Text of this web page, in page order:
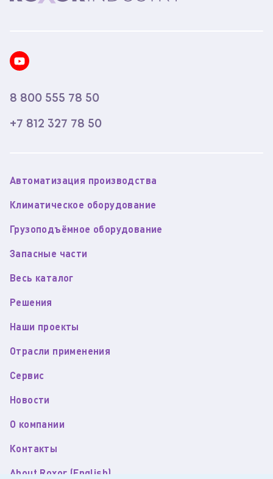
8 800 555 78 50
+7 812 327 78 50
Автоматизация производства
Климатическое оборудование
Грузоподъёмное оборудование
Запасные части
Весь каталог
Решения
Наши проекты
Отрасли применения
Сервис
Новости
О компании
Контакты
About Roxor (English)